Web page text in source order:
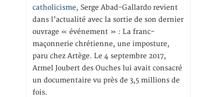
catholicisme, Serge Abad-Gallardo revient
dans l’actualité avec la sortie de son dernier
ouvrage « événement » : La franc-
maçonnerie chrétienne, une imposture,
paru chez Artège. Le 4 septembre 2017,
Armel Joubert des Ouches lui avait consacré
un documentaire vu près de 3,5 millions de
fois.